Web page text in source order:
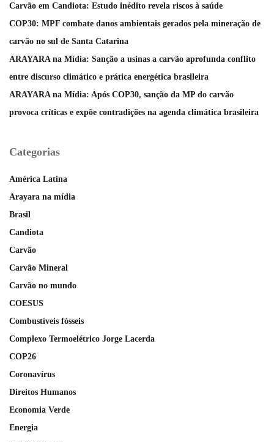
Carvão em Candiota: Estudo inédito revela riscos à saúde
COP30: MPF combate danos ambientais gerados pela mineração de
carvão no sul de Santa Catarina
ARAYARA na Mídia: Sanção a usinas a carvão aprofunda conflito
entre discurso climático e prática energética brasileira
ARAYARA na Mídia: Após COP30, sanção da MP do carvão
provoca críticas e expõe contradições na agenda climática brasileira
Categorias
América Latina
Arayara na mídia
Brasil
Candiota
Carvão
Carvão Mineral
Carvão no mundo
COESUS
Combustíveis fósseis
Complexo Termoelétrico Jorge Lacerda
COP26
Coronavírus
Direitos Humanos
Economia Verde
Energia